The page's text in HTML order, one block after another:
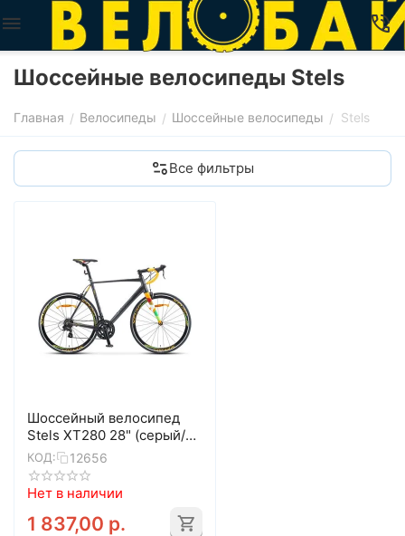
Шоссейные велосипеды Stels
Главная / Велосипеды / Шоссейные велосипеды / Stels
Все фильтры
Шоссейный велосипед
Stels XT280 28" (серый/
жёлтый)
КОД: 12656
Нет в наличии
1 837,00 р.